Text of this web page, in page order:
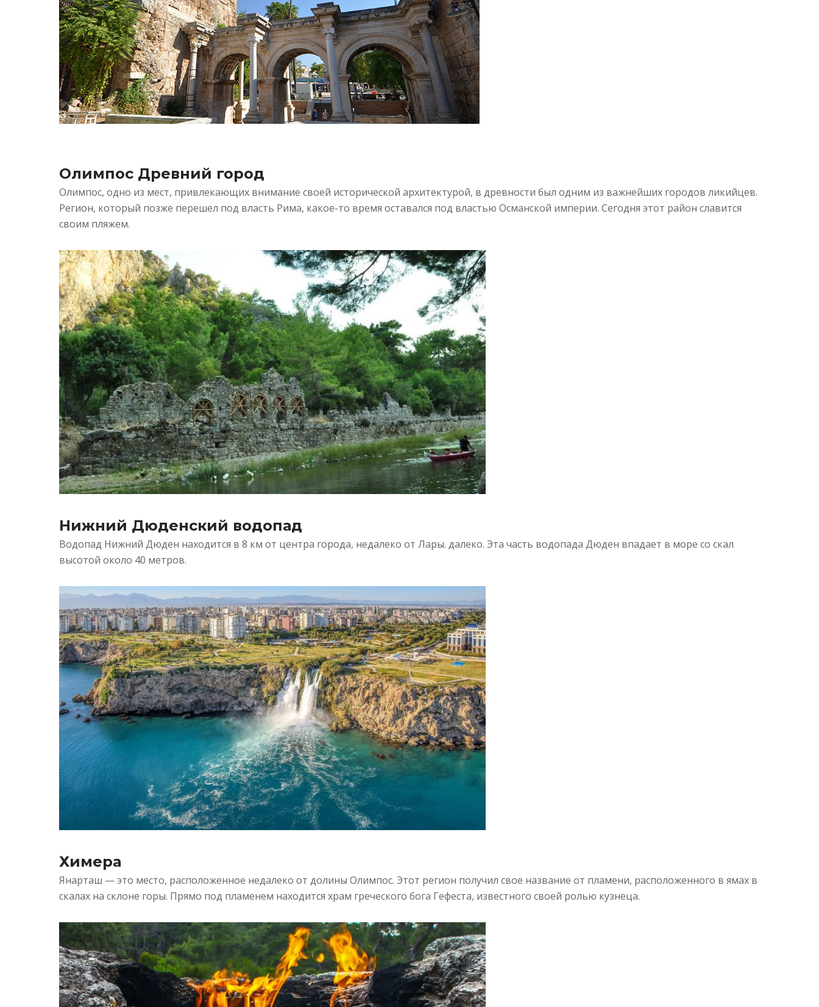
Олимпос Древний город
Олимпос, одно из мест, привлекающих внимание своей исторической архитектурой, в древности был одним из важнейших городов ликийцев.
Регион, который позже перешел под власть Рима, какое-то время оставался под властью Османской империи. Сегодня этот район славится
своим пляжем.
Нижний Дюденский водопад
Водопад Нижний Дюден находится в 8 км от центра города, недалеко от Лары. далеко. Эта часть водопада Дюден впадает в море со скал
высотой около 40 метров.
Химера
Янарташ — это место, расположенное недалеко от долины Олимпос. Этот регион получил свое название от пламени, расположенного в ямах в
скалах на склоне горы. Прямо под пламенем находится храм греческого бога Гефеста, известного своей ролью кузнеца.